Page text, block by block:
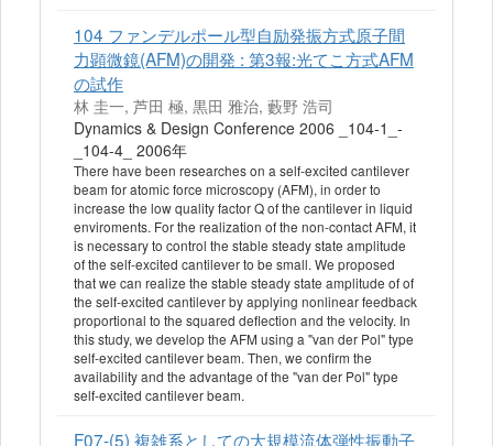
104 ファンデルポール型自励発振方式原子間
力顕微鏡(AFM)の開発 : 第3報:光てこ方式AFM
の試作
林 圭一, 芦田 極, 黒田 雅治, 藪野 浩司
Dynamics & Design Conference 2006 _104-1_-
_104-4_ 2006年
There have been researches on a self-excited cantilever
beam for atomic force microscopy (AFM), in order to
increase the low quality factor Q of the cantilever in liquid
enviroments. For the realization of the non-contact AFM, it
is necessary to control the stable steady state amplitude
of the self-excited cantilever to be small. We proposed
that we can realize the stable steady state amplitude of of
the self-excited cantilever by applying nonlinear feedback
proportional to the squared deflection and the velocity. In
this study, we develop the AFM using a "van der Pol" type
self-excited cantilever beam. Then, we confirm the
availability and the advantage of the "van der Pol" type
self-excited cantilever beam.
F07-(5) 複雑系としての大規模流体弾性振動子